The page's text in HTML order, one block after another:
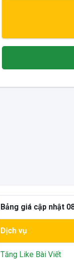
Bảng giá cập nhật
Dịch vụ
Tăng Like Bài Viết